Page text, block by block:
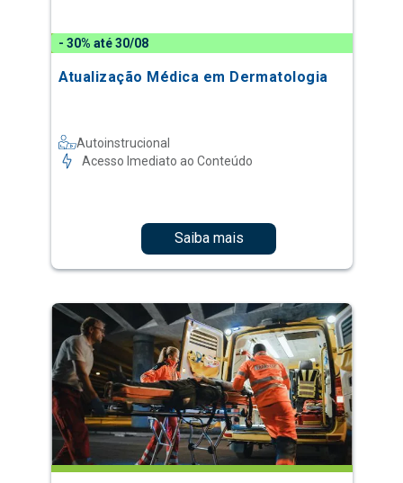
- 30% até 30/08
Atualização Médica em Dermatologia
Autoinstrucional
Acesso Imediato ao Conteúdo
Saiba mais